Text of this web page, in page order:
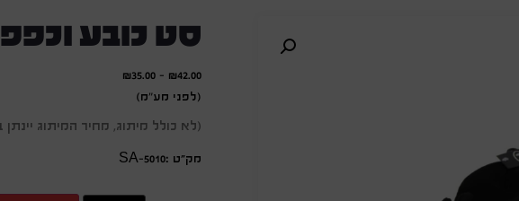
סט כובע
₪42.00
-
₪35.00
(לפני מע"מ)
(לא כולל מיתוג, מחיר המיתוג
מק״ט :SA-5010